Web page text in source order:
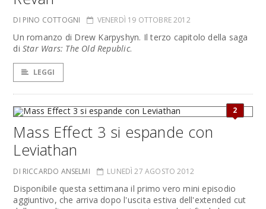
DI PINO COTTOGNI VENERDÌ 19 OTTOBRE 2012
Un romanzo di Drew Karpyshyn. Il terzo capitolo della saga
diStar Wars: The Old Republic.
LEGGI
2
Mass Effect 3 si espande con
Leviathan
DI RICCARDO ANSELMI LUNEDÌ 27 AGOSTO 2012
Disponibile questa settimana il primo vero mini episodio
aggiuntivo, che arriva dopo l'uscita estiva dell'extended cut